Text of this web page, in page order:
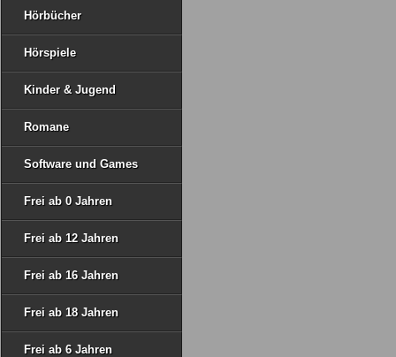
Hörbücher
Hörspiele
Kinder & Jugend
Romane
Software und Games
Frei ab 0 Jahren
Frei ab 12 Jahren
Frei ab 16 Jahren
Frei ab 18 Jahren
Frei ab 6 Jahren